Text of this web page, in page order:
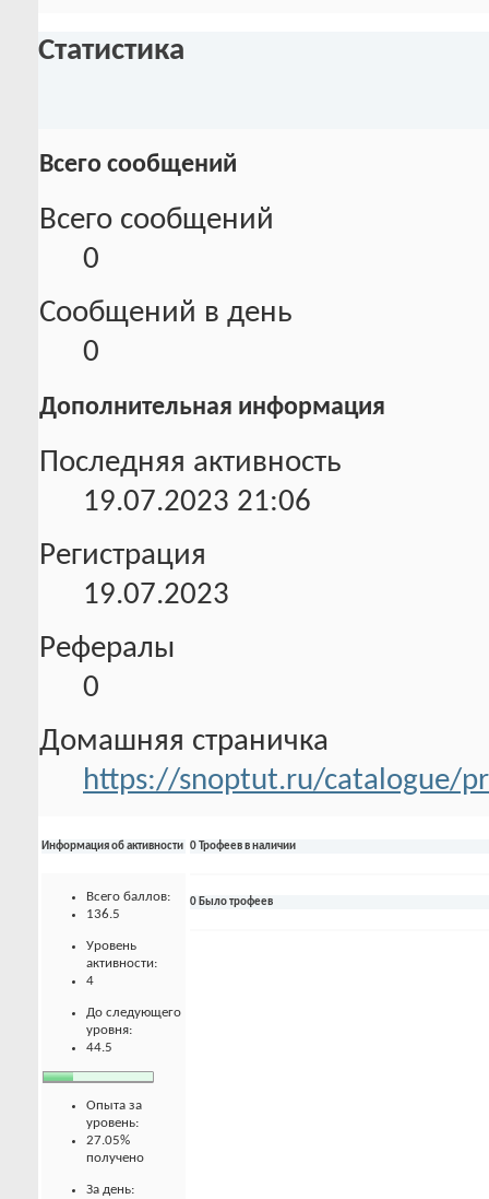
Статистика
Всего сообщений
Всего сообщений
0
Сообщений в день
0
Дополнительная информация
Последняя активность
19.07.2023 21:06
Регистрация
19.07.2023
Рефералы
0
Домашняя страничка
https://snoptut.ru/catalogue/
Информация об активности
Всего баллов:
136.5
Уровень
активности:
4
До следующего
уровня:
44.5
Опыта за
уровень:
27.05%
получено
За день:
0 Трофеев в наличии
0 Было трофеев